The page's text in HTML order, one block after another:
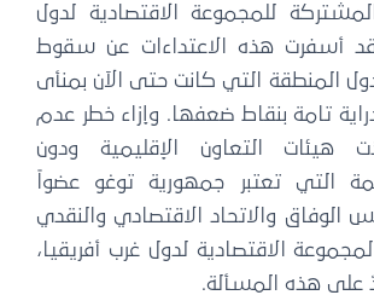
للمجموعة الاقتصادية لدول
أسفرت هذه الاعتداءات عن سقوط
إن دول المنطقة التي كانت حتى الآن بمنأى
تامة بنقاط ضعفها. وإزاء خطر عدم
هيئات التعاون الإقليمية ودون
التي تعتبر جمهورية توغو عضواً
الوفاق والاتحاد الاقتصادي والنقدي
الاقتصادية لدول غرب أفريقيا،
على هذه المسألة.